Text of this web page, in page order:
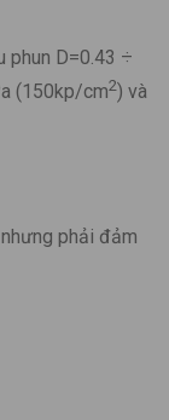
phun D=0.43 ÷
(150kp/cm2) và
phải đảm